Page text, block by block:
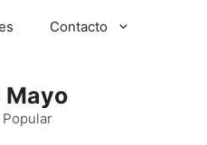
Contacto
Mayo